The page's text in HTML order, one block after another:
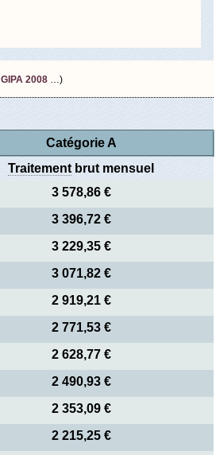
GIPA 2008 …)
Catégorie A
Traitement brut mensuel
3 578,86 €
3 396,72 €
3 229,35 €
3 071,82 €
2 919,21 €
2 771,53 €
2 628,77 €
2 490,93 €
2 353,09 €
2 215,25 €